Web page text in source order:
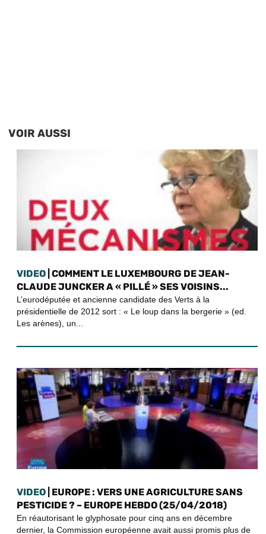
VOIR AUSSI
VIDEO | COMMENT LE LUXEMBOURG DE JEAN-
CLAUDE JUNCKER A « PILLÉ » SES VOISINS...
L’eurodéputée et ancienne candidate des Verts à la
présidentielle de 2012 sort : « Le loup dans la bergerie » (ed.
Les arènes), un...
VIDEO | EUROPE : VERS UNE AGRICULTURE SANS
PESTICIDE ? – EUROPE HEBDO (25/04/2018)
En réautorisant le glyphosate pour cinq ans en décembre
dernier, la Commission européenne avait aussi promis plus de